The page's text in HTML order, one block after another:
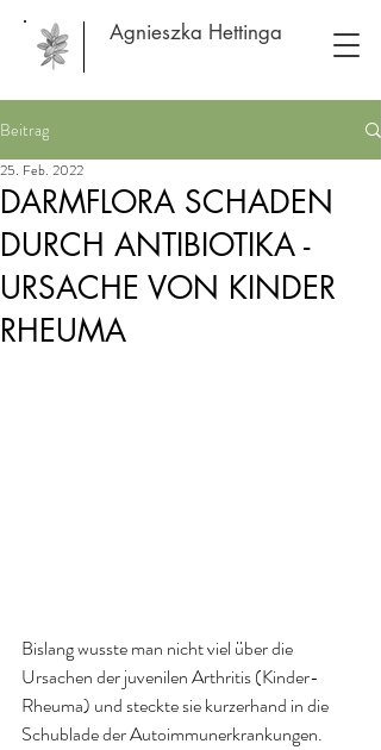
Agnieszka Hettinga
Beitrag
DARMFLORA SCHADEN
DURCH ANTIBIOTIKA -
URSACHE VON KINDER
RHEUMA
25. Feb. 2022
Bislang wusste man nicht viel über die
Ursachen der juvenilen Arthritis (Kinder-
Rheuma) und steckte sie kurzerhand in die
Schublade der Autoimmunerkrankungen.